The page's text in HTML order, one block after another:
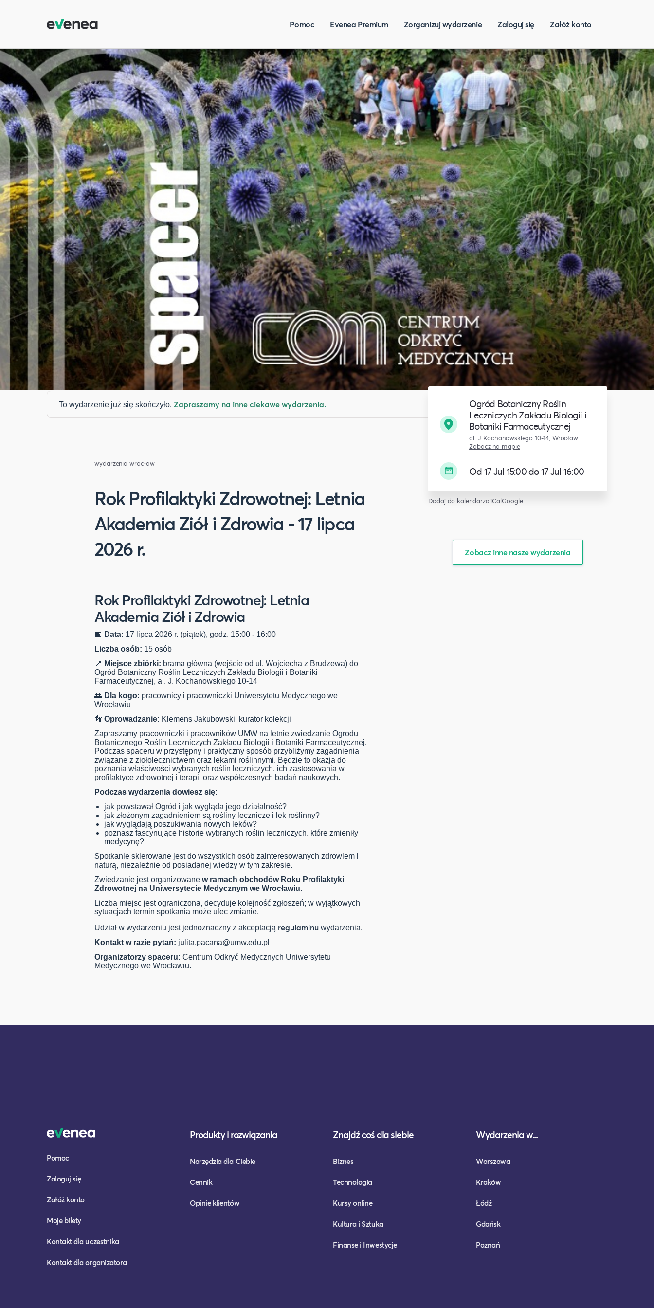
Pomoc Evenea Premium Zorganizuj wydarzenie Zaloguj się Załóż konto
To wydarzenie już się skończyło. Zapraszamy na inne ciekawe wydarzenia.
wydarzenia wrocław
Rok Profilaktyki Zdrowotnej: Letnia
Akademia Ziół i Zdrowia - 17 lipca
2026 r.
Rok Profilaktyki Zdrowotnej: Letnia
Akademia Ziół i Zdrowia
📅 Data: 17 lipca 2026 r. (piątek), godz. 15:00 - 16:00
Liczba osób: 15 osób
📍 Miejsce zbiórki: brama główna (wejście od ul. Wojciecha z Brudzewa) do
Ogród Botaniczny Roślin Leczniczych Zakładu Biologii i Botaniki
Farmaceutycznej, al. J. Kochanowskiego 10-14
👥 Dla kogo: pracownicy i pracowniczki Uniwersytetu Medycznego we
Wrocławiu
👣 Oprowadzanie: Klemens Jakubowski, kurator kolekcji
Zapraszamy pracowniczki i pracowników UMW na letnie zwiedzanie Ogrodu
Botanicznego Roślin Leczniczych Zakładu Biologii i Botaniki Farmaceutycznej.
Podczas spaceru w przystępny i praktyczny sposób przybliżymy zagadnienia
związane z ziołolecznictwem oraz lekami roślinnymi. Będzie to okazja do
poznania właściwości wybranych roślin leczniczych, ich zastosowania w
profilaktyce zdrowotnej i terapii oraz współczesnych badań naukowych.
Podczas wydarzenia dowiesz się:
jak powstawał Ogród i jak wygląda jego działalność?
jak złożonym zagadnieniem są rośliny lecznicze i lek roślinny?
jak wyglądają poszukiwania nowych leków?
poznasz fascynujące historie wybranych roślin leczniczych, które zmieniły
medycynę?
Spotkanie skierowane jest do wszystkich osób zainteresowanych zdrowiem i
naturą, niezależnie od posiadanej wiedzy w tym zakresie.
Zwiedzanie jest organizowane w ramach obchodów Roku Profilaktyki
Zdrowotnej na Uniwersytecie Medycznym we Wrocławiu.
Liczba miejsc jest ograniczona, decyduje kolejność zgłoszeń; w wyjątkowych
sytuacjach termin spotkania może ulec zmianie.
Udział w wydarzeniu jest jednoznaczny z akceptacją regulaminu wydarzenia.
Kontakt w razie pytań: julita.pacana@umw.edu.pl
Organizatorzy spaceru: Centrum Odkryć Medycznych Uniwersytetu
Medycznego we Wrocławiu.
Ogród Botaniczny Roślin
Leczniczych Zakładu Biologii i
Botaniki Farmaceutycznej
al. J. Kochanowskiego 10-14, Wrocław
Zobacz na mapie
Od 17 Jul 15:00 do 17 Jul 16:00
Dodaj do kalendarza:iCalGoogle
Zobacz inne nasze wydarzenia
Pomoc
Zaloguj się
Załóż konto
Moje bilety
Kontakt dla uczestnika
Kontakt dla organizatora
Produkty i rozwiązania
Narzędzia dla Ciebie
Cennik
Opinie klientów
Znajdź coś dla siebie
Biznes
Technologia
Kursy online
Kultura i Sztuka
Finanse i Inwestycje
Wydarzenia w...
Warszawa
Kraków
Łódź
Gdańsk
Poznań